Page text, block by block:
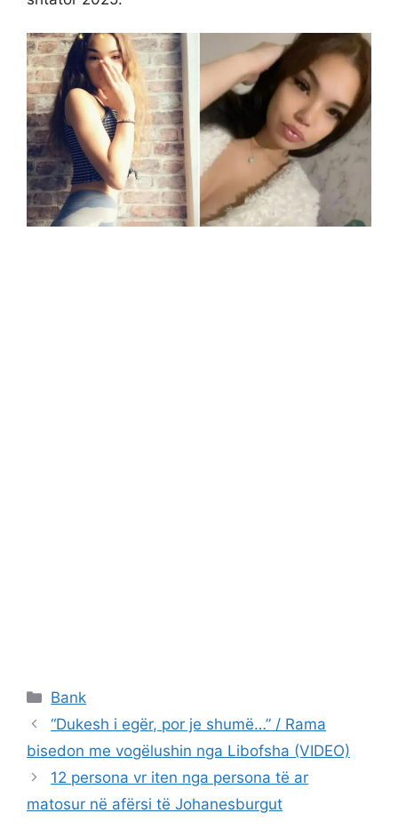
Categories
Bank
“Dukesh i egër, por je shumë…” / Rama
bisedon me vogëlushin nga Libofsha (VIDEO)
12 persona vr iten nga persona të ar
matosur në afërsi të Johanesburgut